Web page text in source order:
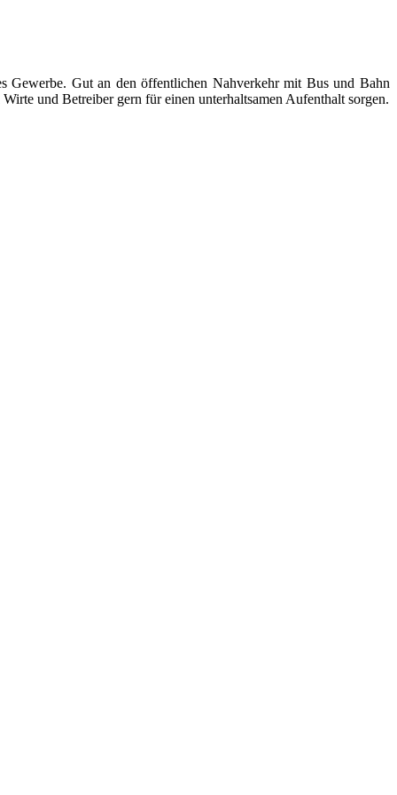
Gewerbe. Gut an den öffentlichen Nahverkehr mit Bus und Bahn
und Betreiber gern für einen unterhaltsamen Aufenthalt sorgen.